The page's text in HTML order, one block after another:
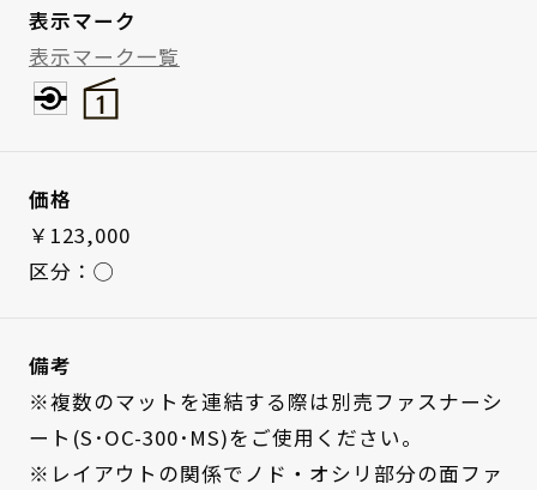
表示マーク
表示マーク一覧
価格
￥123,000
区分：◯
備考
※複数のマットを連結する際は別売ファスナーシ
ート(S･OC-300･MS)をご使用ください。
※レイアウトの関係でノド・オシリ部分の面ファ